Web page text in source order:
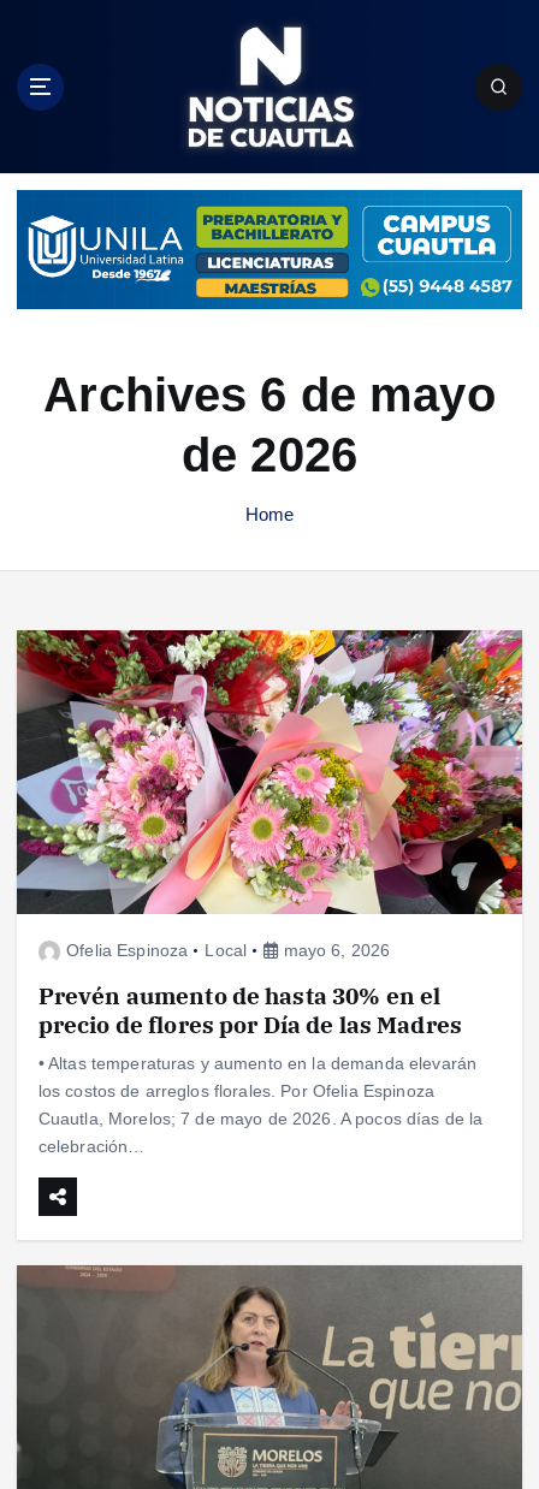
c
Archives 6 de mayo
de 2026
Home
Ofelia Espinoza Local mayo 6, 2026
Prevén aumento de hasta 30% en el
precio de flores por Día de las Madres
• Altas temperaturas y aumento en la demanda elevarán
los costos de arreglos florales. Por Ofelia Espinoza
Cuautla, Morelos; 7 de mayo de 2026. A pocos días de la
celebración…